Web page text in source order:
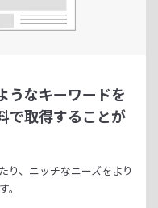
うなキーワードを
で取得することが
、 ニッチなニーズをより